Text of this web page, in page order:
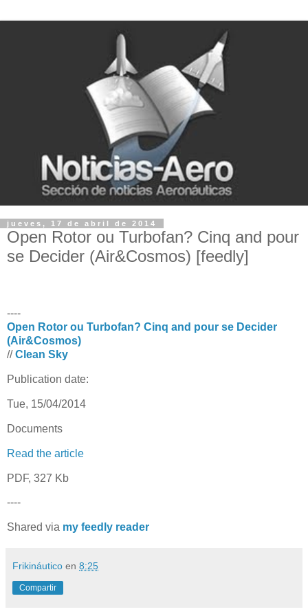
jueves, 17 de abril de 2014
Open Rotor ou Turbofan? Cinq and pour
se Decider (Air&Cosmos) [feedly]
----
Open Rotor ou Turbofan? Cinq and pour se Decider
(Air&Cosmos)
//Clean Sky
Publication date:
Tue, 15/04/2014
Documents
Read the article
PDF, 327 Kb
----
Shared via my feedly reader
Frikináutico en 8:25
Compartir